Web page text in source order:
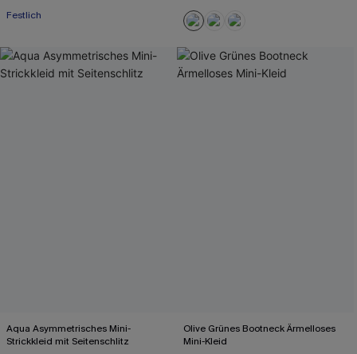
Festlich
Aqua Asymmetrisches Mini-
Strickkleid mit Seitenschlitz
Olive Grünes Bootneck Ärmelloses
Mini-Kleid